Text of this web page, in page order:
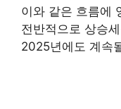
이와 같은 흐름에
전반적으로 상승
2025년에도 계속